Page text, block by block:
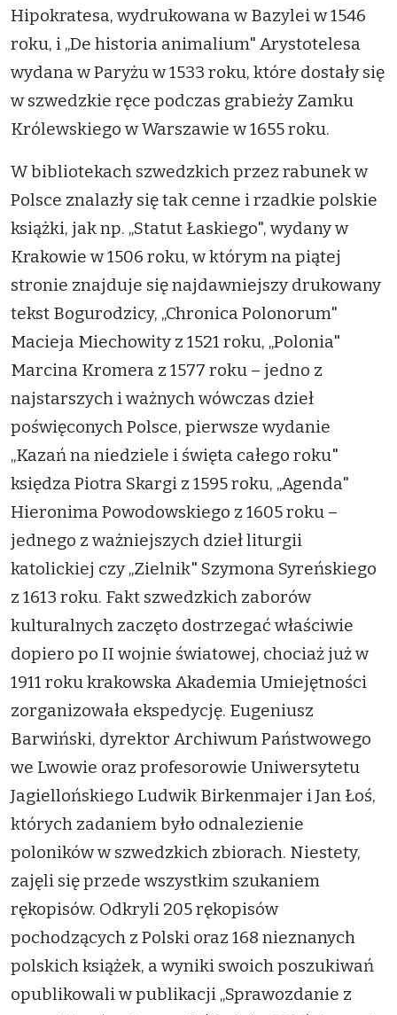
Hipokratesa, wydrukowana w Bazylei w 1546
roku, i „De historia animalium" Arystotelesa
wydana w Paryżu w 1533 roku, które dostały się
w szwedzkie ręce podczas grabieży Zamku
Królewskiego w Warszawie w 1655 roku.
W bibliotekach szwedzkich przez rabunek w
Polsce znalazły się tak cenne i rzadkie polskie
książki, jak np. „Statut Łaskiego", wydany w
Krakowie w 1506 roku, w którym na piątej
stronie znajduje się najdawniejszy drukowany
tekst Bogurodzicy, „Chronica Polonorum"
Macieja Miechowity z 1521 roku, „Polonia"
Marcina Kromera z 1577 roku – jedno z
najstarszych i ważnych wówczas dzieł
poświęconych Polsce, pierwsze wydanie
„Kazań na niedziele i święta całego roku"
księdza Piotra Skargi z 1595 roku, „Agenda"
Hieronima Powodowskiego z 1605 roku –
jednego z ważniejszych dzieł liturgii
katolickiej czy „Zielnik" Szymona Syreńskiego
z 1613 roku. Fakt szwedzkich zaborów
kulturalnych zaczęto dostrzegać właściwie
dopiero po II wojnie światowej, chociaż już w
1911 roku krakowska Akademia Umiejętności
zorganizowała ekspedycję. Eugeniusz
Barwiński, dyrektor Archiwum Państwowego
we Lwowie oraz profesorowie Uniwersytetu
Jagiellońskiego Ludwik Birkenmajer i Jan Łoś,
których zadaniem było odnalezienie
poloników w szwedzkich zbiorach. Niestety,
zajęli się przede wszystkim szukaniem
rękopisów. Odkryli 205 rękopisów
pochodzących z Polski oraz 168 nieznanych
polskich książek, a wyniki swoich poszukiwań
opublikowali w publikacji „Sprawozdanie z